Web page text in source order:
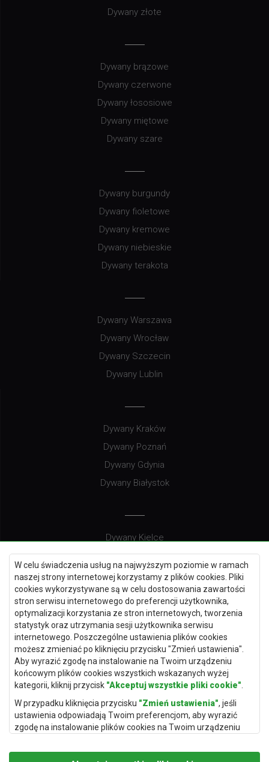
W celu świadczenia usług na najwyższym poziomie w ramach
naszej strony internetowej korzystamy z plików cookies. Pliki
cookies wykorzystywane są w celu dostosowania zawartości
stron serwisu internetowego do preferencji użytkownika,
optymalizacji korzystania ze stron internetowych, tworzenia
statystyk oraz utrzymania sesji użytkownika serwisu
internetowego. Poszczególne ustawienia plików cookies
możesz zmieniać po kliknięciu przycisku "Zmień ustawienia".
Aby wyrazić zgodę na instalowanie na Twoim urządzeniu
końcowym plików cookies wszystkich wskazanych wyżej
kategorii, kliknij przycisk "Akceptuj wszystkie pliki cookie"
W przypadku kliknięcia przycisku "Zmień ustawienia", jeśli
ustawienia odpowiadają Twoim preferencjom, aby wyrazić
zgodę na instalowanie plików cookies na Twoim urządzeniu
"Zapisz i zaakceptuj".
Dywany złote
Dywany brązowe
Dywany czerwone
Dywany łososiowe
Dywany miętowe
Dywany szare
Dywany burgundy
Dywany fioletowe
Dywany kremowe
Dywany niebieskie
Dywany terakota
Dywany Warszawa
Dywany Wrocław
Dywany Szczecin
Dywany Lublin
Dywany Kraków
Dywany Poznań
Dywany Gdynia
Dywany Białystok
Dywany Kielce
Dywany Gdańsk
Dywany Toruń
Dywany Bydgoszcz
Dywany Łódź
Dywany Katowice
Dywany Rzeszów
Dywany Częstochowa